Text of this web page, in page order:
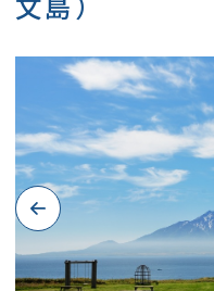
Previous